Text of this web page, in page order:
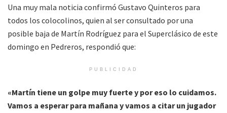
Una muy mala noticia confirmó Gustavo Quinteros para
todos los colocolinos, quien al ser consultado por una
posible baja de Martín Rodríguez para el Superclásico de este
domingo en Pedreros, respondió que:
PUBLICIDAD
«Martín tiene un golpe muy fuerte y por eso lo cuidamos.
Vamos a esperar para mañana y vamos a citar un jugador